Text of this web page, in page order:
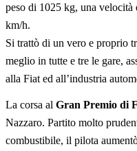
peso di 1025 kg, una
km/h.
Si trattò di un vero e proprio
meglio in tutte e tre le gare,
alla Fiat ed all’industria
La corsa al Gran Premio di
Nazzaro. Partito molto
combustibile, il pilota